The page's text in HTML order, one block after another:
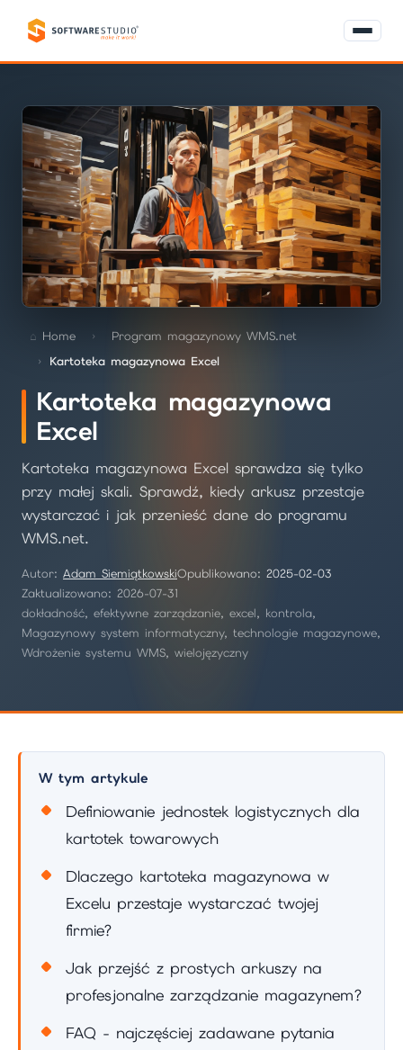
Home
Program magazynowy WMS.net
Kartoteka magazynowa Excel
Kartoteka magazynowa
Excel
Kartoteka magazynowa Excel sprawdza się tylko
przy małej skali. Sprawdź, kiedy arkusz przestaje
wystarczać i jak przenieść dane do programu
WMS.net.
Autor: Adam SiemiątkowskiOpublikowano: 2025-02-03
Zaktualizowano: 2026-07-31
dokładność, efektywne zarządzanie, excel, kontrola,
Magazynowy system informatyczny, technologie magazynowe,
Wdrożenie systemu WMS, wielojęzyczny
W tym artykule
Definiowanie jednostek logistycznych dla
kartotek towarowych
Dlaczego kartoteka magazynowa w
Excelu przestaje wystarczać twojej
firmie?
Jak przejść z prostych arkuszy na
profesjonalne zarządzanie magazynem?
FAQ - najczęściej zadawane pytania